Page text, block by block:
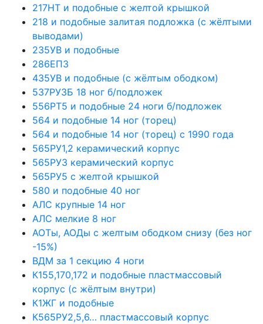
217НТ и подобные с желтой крышкой
218 и подобные залитая подложка (с жёлтыми
выводами)
235УВ и подобные
286ЕП3
435УВ и подобные (с жёлтым ободком)
537РУ3Б 18 ног б/подложек
556РТ5 и подобные 24 ноги б/подложек
564 и подобные 14 ног (торец)
564 и подобные 14 ног (торец) с 1990 года
565РУ1,2 керамический корпус
565РУ3 керамический корпус
565РУ5 с желтой крышкой
580 и подобные 40 ног
АЛС крупные 14 ног
АЛС мелкие 8 ног
АОТы, АОДы с желтым ободком снизу (без ног
-15%)
ВДМ за 1 секцию 4 ноги
К155,170,172 и подобные пластмассовый
корпус (с жёлтым внутри)
К1ЖГ и подобные
К565РУ2,5,6… пластмассовый корпус